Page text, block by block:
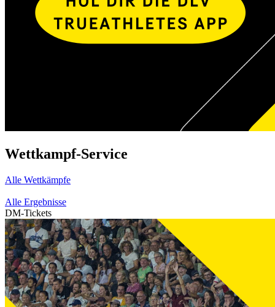
Wettkampf-Service
Alle Wettkämpfe
Alle Ergebnisse
DM-Tickets